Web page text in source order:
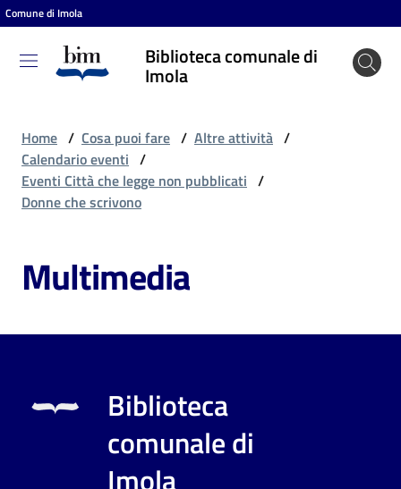
Vai al contenuto
Vai alla navigazione
Vai al footer
Comune di Imola
Biblioteca comunale di
Imola
Biblioteca
comunale
Entra
Cosa
puoi
Home / Cosa puoi fare / Altre attività /
Calendario eventi /
Eventi Città che legge non pubblicati /
Donne che scrivono
Multimedia
Biblioteca
comunale di
Imola